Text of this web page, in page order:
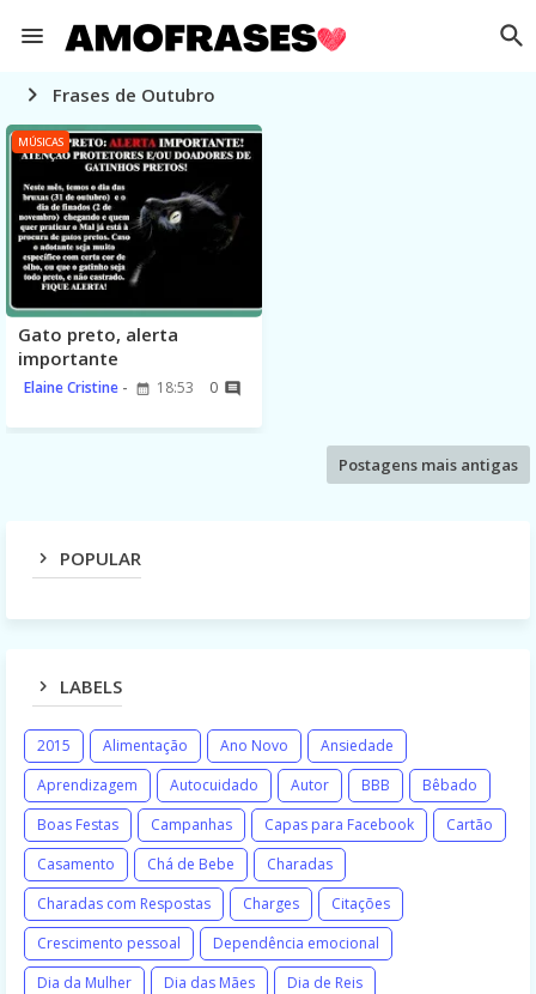
Frases de Outubro
MÚSICAS
Gato preto, alerta
importante
Elaine Cristine 18:53 0
Postagens mais antigas
POPULAR
LABELS
2015 Alimentação Ano Novo
Ansiedade
Aprendizagem
Autocuidado Autor BBB
Bêbado
Boas Festas
Campanhas Capas para Facebook
Cartão
Casamento
Chá de Bebe
Charadas
Charadas com Respostas
Charges
Citações
Crescimento pessoal
Dependência emocional
Dia da Mulher
Dia das Mães
Dia de Reis